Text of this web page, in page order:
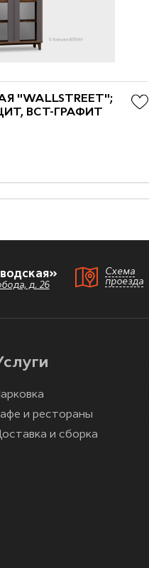
"WALLSTREET";
ВСТ-ГРАФИТ
д. 26
Схема
проезда
и рестораны
и сборка